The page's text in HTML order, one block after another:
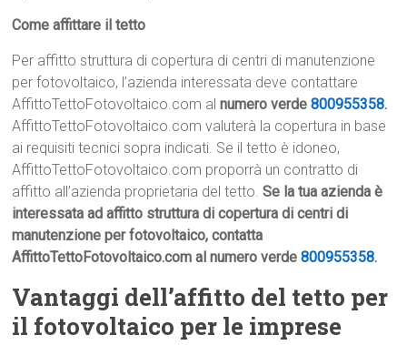
Come affittare il tetto
Per affitto struttura di copertura di centri di manutenzione
per fotovoltaico, l’azienda interessata deve contattare
AffittoTettoFotovoltaico.com alnumero verde800955358.
AffittoTettoFotovoltaico.com valuterà la copertura in base
ai requisiti tecnici sopra indicati. Se il tetto è idoneo,
AffittoTettoFotovoltaico.com proporrà un contratto di
affitto all’azienda proprietaria del tetto.Se la tua azienda è
interessata ad affitto struttura di copertura di centri di
manutenzione per fotovoltaico, contatta
AffittoTettoFotovoltaico.com al numero verde800955358.
Vantaggi dell’affitto del tetto per
il fotovoltaico per le imprese